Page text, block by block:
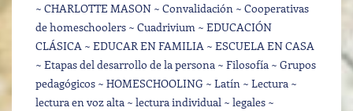
CHARLOTTE MASON
Convalidación
Cooperativas
de homeschoolers
Cuadrivium
EDUCACIÓN
CLÁSICA
EDUCAR EN FAMILIA
ESCUELA EN CASA
Etapas del desarrollo de la persona
Filosofía
Grupos
pedagógicos
HOMESCHOOLING Latín
Lectura
lectura en voz alta
lectura individual
legales